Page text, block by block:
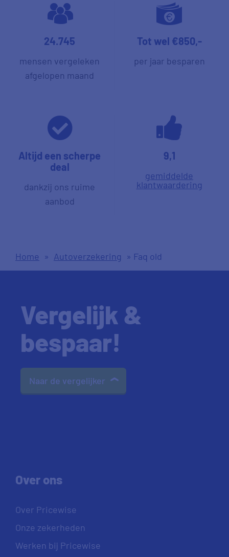
24.745
mensen vergeleken
afgelopen maand
Tot wel €850,-
per jaar besparen
Altijd een scherpe
deal
dankzij ons ruime
aanbod
9,1
gemiddelde
klantwaardering
Home » Autoverzekering » Faq old
Vergelijk &
bespaar!
Naar de vergelijker
Over ons
Over Pricewise
Onze zekerheden
Werken bij Pricewise